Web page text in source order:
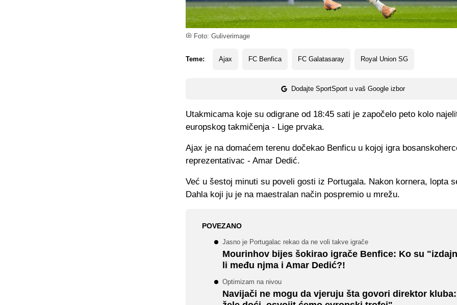
Foto: Guliverimage
Teme: Ajax FC Benfica FC Galatasaray Royal Union SG
Dodajte SportSport u vaš Google izbor
Utakmicama koje su odigrane od 18:45 sati je započelo peto kolo
europskog takmičenja - Lige prvaka.
Ajax je na domaćem terenu dočekao Benficu u kojoj igra
reprezentativac - Amar Dedić.
Već u šestoj minuti su poveli gosti iz Portugala. Nakon kornera, lopta
Dahla koji ju je na maestralan način pospremio u mrežu.
POVEZANO
Jasno je Portugalac rekao da ne voli takve igrače
Mourinhov bijes šokirao igrače Benfice: Ko su
li među njma i Amar Dedić?!
Optimizam na nivou
Navijači ne mogu da vjeruju šta govori direktor